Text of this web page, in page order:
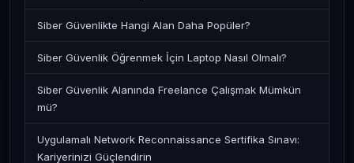
Siber Güvenlikte Hangi Alan Daha Popüler?
Siber Güvenlik Öğrenmek İçin Laptop Nasıl Olmalı?
Siber Güvenlik Alanında Freelance Çalışmak Mümkün
mü?
Uygulamalı Network Reconnaissance Sertifika Sınavı:
Kariyerinizi Güçlendirin